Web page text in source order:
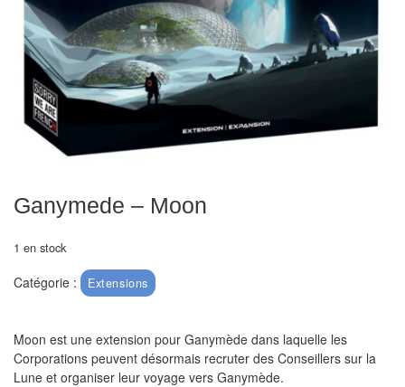
Echiquiers
et
de
voyage
Echiquiers
électroniques
clubs
Pièces
Ecoles
Echiquiers
Ganymede – Moon
1 en stock
Catégorie : Extensions
Moon est une extension pour Ganymède dans laquelle les
Corporations peuvent désormais recruter des Conseillers sur la
Lune et organiser leur voyage vers Ganymède.